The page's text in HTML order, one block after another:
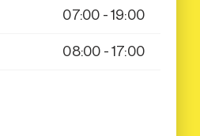
07:00 - 19:00
08:00 - 17:00